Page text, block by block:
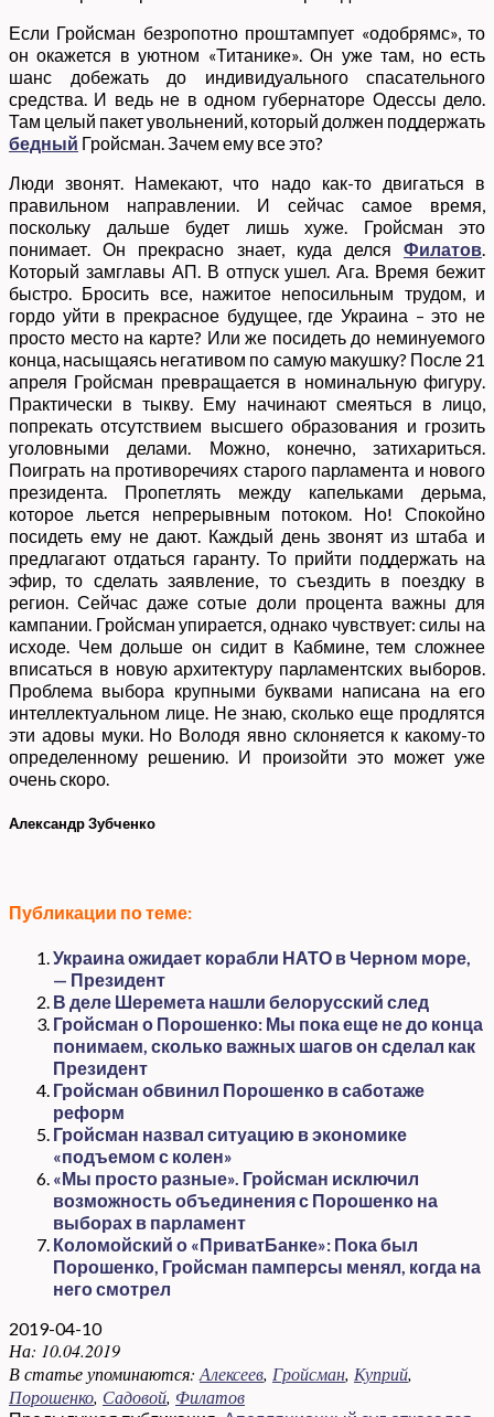
Если Гройсман безропотно проштампует «одобрямс», то
он окажется в уютном «Титанике». Он уже там, но есть
шанс добежать до индивидуального спасательного
средства. И ведь не в одном губернаторе Одессы дело.
Там целый пакет увольнений, который должен поддержать
бедный Гройсман. Зачем ему все это?
Люди звонят. Намекают, что надо как-то двигаться в
правильном направлении. И сейчас самое время,
поскольку дальше будет лишь хуже. Гройсман это
понимает. Он прекрасно знает, куда делся Филатов.
Который замглавы АП. В отпуск ушел. Ага. Время бежит
быстро. Бросить все, нажитое непосильным трудом, и
гордо уйти в прекрасное будущее, где Украина – это не
просто место на карте? Или же посидеть до неминуемого
конца, насыщаясь негативом по самую макушку? После 21
апреля Гройсман превращается в номинальную фигуру.
Практически в тыкву. Ему начинают смеяться в лицо,
попрекать отсутствием высшего образования и грозить
уголовными делами. Можно, конечно, затихариться.
Поиграть на противоречиях старого парламента и нового
президента. Пропетлять между капельками дерьма,
которое льется непрерывным потоком. Но! Спокойно
посидеть ему не дают. Каждый день звонят из штаба и
предлагают отдаться гаранту. То прийти поддержать на
эфир, то сделать заявление, то съездить в поездку в
регион. Сейчас даже сотые доли процента важны для
кампании. Гройсман упирается, однако чувствует: силы на
исходе. Чем дольше он сидит в Кабмине, тем сложнее
вписаться в новую архитектуру парламентских выборов.
Проблема выбора крупными буквами написана на его
интеллектуальном лице. Не знаю, сколько еще продлятся
эти адовы муки. Но Володя явно склоняется к какому-то
определенному решению. И произойти это может уже
очень скоро.
Александр Зубченко
Публикации по теме:
Украина ожидает корабли НАТО в Черном море,
— Президент
В деле Шеремета нашли белорусский след
Гройсман о Порошенко: Мы пока еще не до конца
понимаем, сколько важных шагов он сделал как
Президент
Гройсман обвинил Порошенко в саботаже
реформ
Гройсман назвал ситуацию в экономике
«подъемом с колен»
«Мы просто разные». Гройсман исключил
возможность объединения с Порошенко на
выборах в парламент
Коломойский о «ПриватБанке»: Пока был
Порошенко, Гройсман памперсы менял, когда на
него смотрел
2019-04-10
На: 10.04.2019
В статье упоминаются: Алексеев, Гройсман, Куприй,
Порошенко, Садовой, Филатов